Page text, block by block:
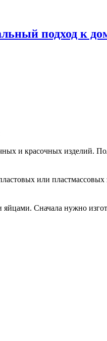
подход к
и красочных изделий.
или
Сначала нужно